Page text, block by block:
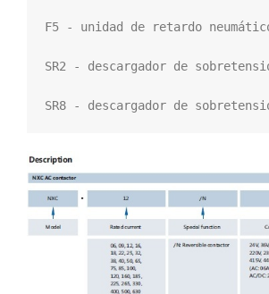
F5 - unidad de retardo
SR2 - descargador de
SR8 - descargador de